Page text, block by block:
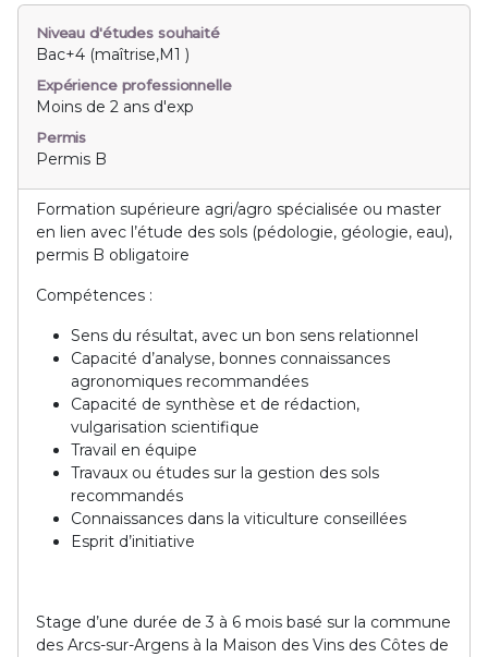
Niveau d'études souhaité
Bac+4 (maîtrise,M1 )
Expérience professionnelle
Moins de 2 ans d'exp
Permis
Permis B
Formation supérieure agri/agro spécialisée ou master
en lien avec l’étude des sols (pédologie, géologie, eau),
permis B obligatoire
Compétences :
Sens du résultat, avec un bon sens relationnel
Capacité d’analyse, bonnes connaissances
agronomiques recommandées
Capacité de synthèse et de rédaction,
vulgarisation scientifique
Travail en équipe
Travaux ou études sur la gestion des sols
recommandés
Connaissances dans la viticulture conseillées
Esprit d’initiative
Stage d’une durée de 3 à 6 mois basé sur la commune
des Arcs-sur-Argens à la Maison des Vins des Côtes de